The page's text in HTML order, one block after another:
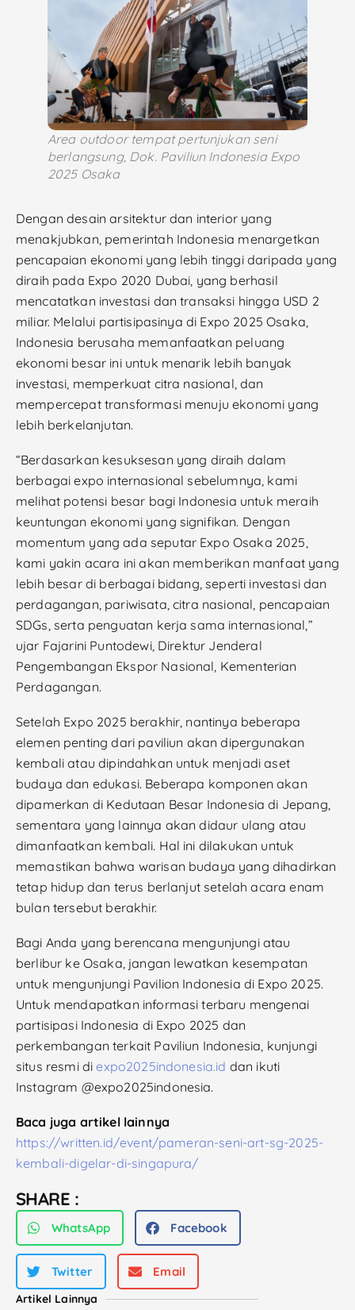
Area outdoor tempat pertunjukan seni
berlangsung, Dok. Paviliun Indonesia Expo
2025 Osaka
Dengan desain arsitektur dan interior yang
menakjubkan, pemerintah Indonesia menargetkan
pencapaian ekonomi yang lebih tinggi daripada yang
diraih pada Expo 2020 Dubai, yang berhasil
mencatatkan investasi dan transaksi hingga USD 2
miliar. Melalui partisipasinya di Expo 2025 Osaka,
Indonesia berusaha memanfaatkan peluang
ekonomi besar ini untuk menarik lebih banyak
investasi, memperkuat citra nasional, dan
mempercepat transformasi menuju ekonomi yang
lebih berkelanjutan.
“Berdasarkan kesuksesan yang diraih dalam
berbagai expo internasional sebelumnya, kami
melihat potensi besar bagi Indonesia untuk meraih
keuntungan ekonomi yang signifikan. Dengan
momentum yang ada seputar Expo Osaka 2025,
kami yakin acara ini akan memberikan manfaat yang
lebih besar di berbagai bidang, seperti investasi dan
perdagangan, pariwisata, citra nasional, pencapaian
SDGs, serta penguatan kerja sama internasional,”
ujar Fajarini Puntodewi, Direktur Jenderal
Pengembangan Ekspor Nasional, Kementerian
Perdagangan.
Setelah Expo 2025 berakhir, nantinya beberapa
elemen penting dari paviliun akan dipergunakan
kembali atau dipindahkan untuk menjadi aset
budaya dan edukasi. Beberapa komponen akan
dipamerkan di Kedutaan Besar Indonesia di Jepang,
sementara yang lainnya akan didaur ulang atau
dimanfaatkan kembali. Hal ini dilakukan untuk
memastikan bahwa warisan budaya yang dihadirkan
tetap hidup dan terus berlanjut setelah acara enam
bulan tersebut berakhir.
Bagi Anda yang berencana mengunjungi atau
berlibur ke Osaka, jangan lewatkan kesempatan
untuk mengunjungi Pavilion Indonesia di Expo 2025.
Untuk mendapatkan informasi terbaru mengenai
partisipasi Indonesia di Expo 2025 dan
perkembangan terkait Paviliun Indonesia, kunjungi
situs resmi diexpo2025indonesia.id dan ikuti
Instagram @expo2025indonesia.
Baca juga artikel lainnya
https://written.id/event/pameran-seni-art-sg-2025-
kembali-digelar-di-singapura/
SHARE :
WhatsApp Facebook
Twitter Email
Artikel Lainnya